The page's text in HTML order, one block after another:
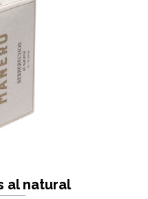
al natural